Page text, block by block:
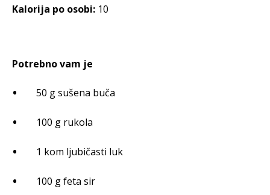
Kalorija po osobi: 10
Potrebno vam je
50 g sušena buča
100 g rukola
1 kom ljubičasti luk
100 g feta sir